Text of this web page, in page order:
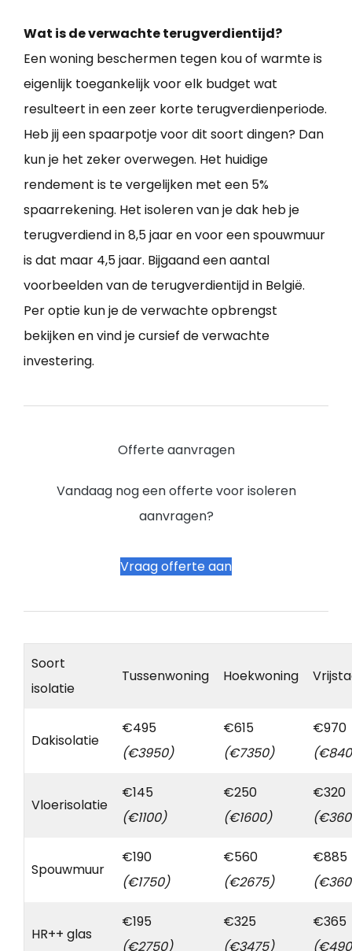
Wat is de verwachte terugverdientijd?
Een woning beschermen tegen kou of warmte is
eigenlijk toegankelijk voor elk budget wat
resulteert in een zeer korte terugverdienperiode.
Heb jij een spaarpotje voor dit soort dingen? Dan
kun je het zeker overwegen. Het huidige
rendement is te vergelijken met een 5%
spaarrekening. Het isoleren van je dak heb je
terugverdiend in 8,5 jaar en voor een spouwmuur
is dat maar 4,5 jaar. Bijgaand een aantal
voorbeelden van de terugverdientijd in België.
Per optie kun je de verwachte opbrengst
bekijken en vind je cursief de verwachte
investering.
Offerte aanvragen
Vandaag nog een offerte voor isoleren
aanvragen?
Vraag offerte aan
Soort
isolatie
Tussenwoning Hoekwoning
Dakisolatie
€495
(€3950)
€615
(€7350)
€970
Vloerisolatie
€145
(€1100)
€250
(€1600)
€320
Spouwmuur
€190
(€1750)
€560
(€2675)
€885
HR++ glas
€195
(€2750)
€325
(€3475)
€365